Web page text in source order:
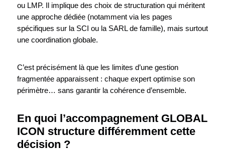
ou LMP. Il implique des choix de structuration qui méritent
une approche dédiée (notamment via les pages
spécifiques sur la SCI ou la SARL de famille), mais surtout
une coordination globale.
C’est précisément là que les limites d’une gestion
fragmentée apparaissent : chaque expert optimise son
périmètre… sans garantir la cohérence d’ensemble.
En quoi l’accompagnement GLOBAL
ICON structure différemment cette
décision ?